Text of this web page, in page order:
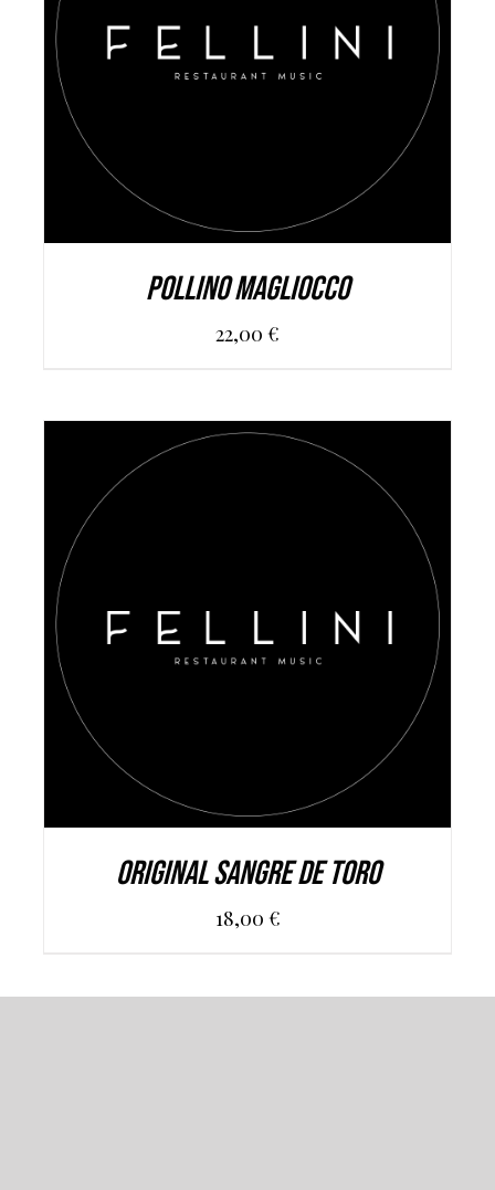
AGGIUNGI AL CARRELLO DETAILS
POLLINO MAGLIOCCO
22,00 €
AGGIUNGI AL CARRELLO DETAILS
ORIGINAL SANGRE DE TORO
18,00 €